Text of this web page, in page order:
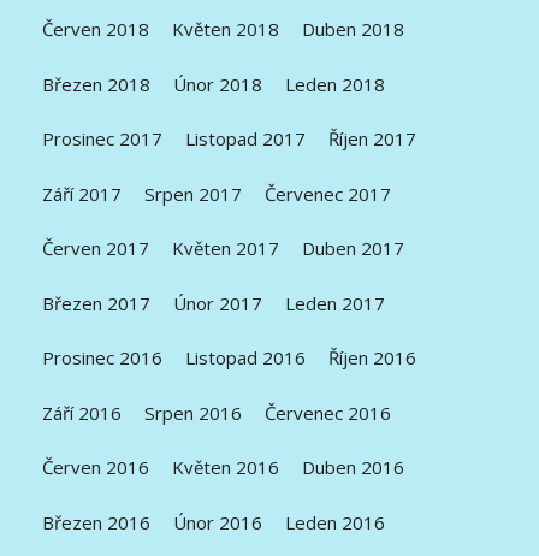
Červen 2018 Květen 2018 Duben 2018
Březen 2018 Únor 2018 Leden 2018
Prosinec 2017 Listopad 2017 Říjen 2017
Září 2017 Srpen 2017 Červenec 2017
Červen 2017 Květen 2017 Duben 2017
Březen 2017 Únor 2017 Leden 2017
Prosinec 2016 Listopad 2016 Říjen 2016
Září 2016 Srpen 2016 Červenec 2016
Červen 2016 Květen 2016 Duben 2016
Březen 2016 Únor 2016 Leden 2016